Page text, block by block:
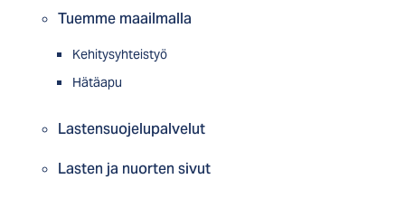
Tuemme maailmalla
Kehitysyhteistyö
Hätäapu
Lastensuojelupalvelut
Lasten ja nuorten sivut